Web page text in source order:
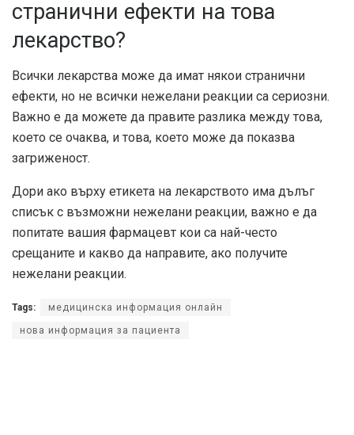
странични ефекти на това
лекарство?
Всички лекарства може да имат някои странични
ефекти, но не всички нежелани реакции са сериозни.
Важно е да можете да правите разлика между това,
което се очаква, и това, което може да показва
загриженост.
Дори ако върху етикета на лекарството има дълъг
списък с възможни нежелани реакции, важно е да
попитате вашия фармацевт кои са най-често
срещаните и какво да направите, ако получите
нежелани реакции.
Tags: медицинска информация онлайн
нова информация за пациента